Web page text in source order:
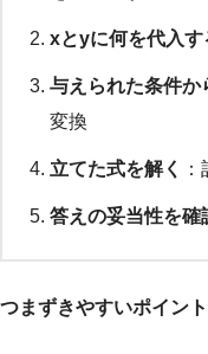
xとyに何を代入す
与えられた条件か
変換
立てた式を解く
答えの妥当性を確
つまずきやすいポイン